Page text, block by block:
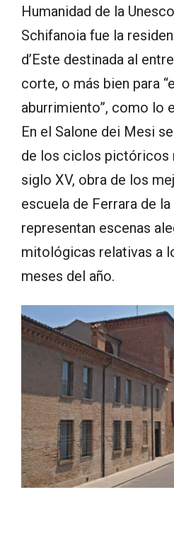
Humanidad de la
Schifanoia fue la
d’Este destinada al
corte, o más bien para
aburrimiento”, como lo
En el Salone dei Mesi
de los ciclos pictóricos
siglo XV, obra de los
escuela de Ferrara de
representan escenas
mitológicas relativas a
meses del año.